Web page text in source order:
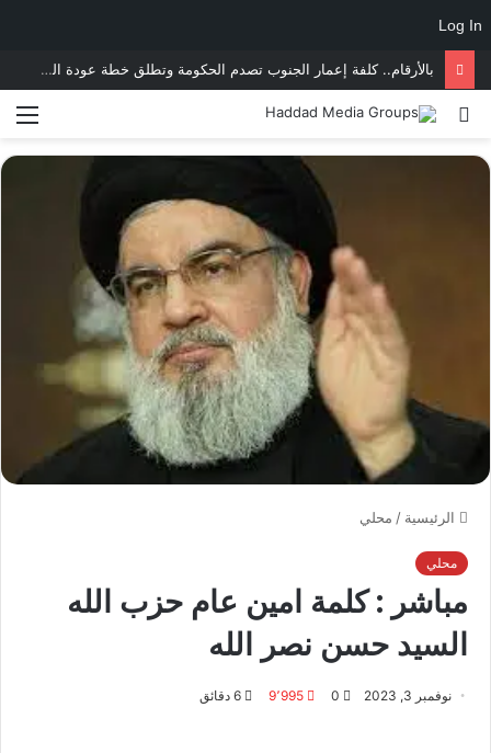
Log In
بالأرقام.. كلفة إعمار الجنوب تصدم الحكومة وتطلق خطة عودة النازحين وفتح المدارس والطرقات
الرئيسية / محلي
محلي
مباشر : كلمة امين عام حزب الله
السيد حسن نصر الله
نوفمبر 3, 2023 0 9٬995